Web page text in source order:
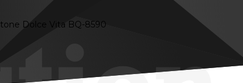
Dolce Vita BQ-8590